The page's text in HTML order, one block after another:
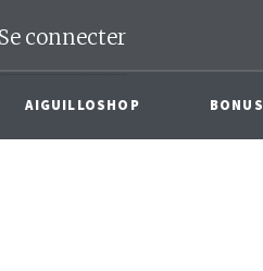
Se connecter
AIGUILLOSHOP BONUS